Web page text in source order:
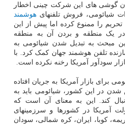
گوشی های این شرکت چینی اخطار
شیائومی، فروش تلفنهای هوشمند
را ممنوع کرده اما پیش از این
یک منطقه و بردن آن به منطقه
مبحث به تبدیل شدن شیائومی به
تلفن هوشمند جهان کمک کرد. با
سودآور آمریکا رخنه نکرده است.
برای بازار آمریکا به جریان افتاده
در این کشور، شیائومی باید به
کند. این به معنای آن است که
آمریکا در کشورها و سرزمینهای
کوبا، ایران، کره شمالی، سودان